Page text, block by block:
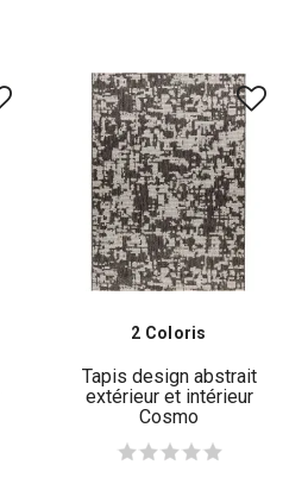
2 Coloris
Tapis design abstrait
extérieur et intérieur
Cosmo